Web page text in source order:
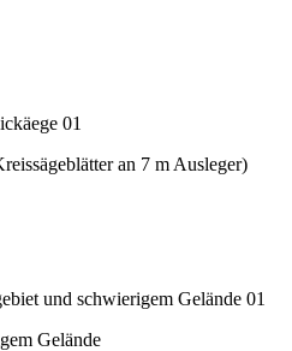
an 7 m Ausleger)
Gelände